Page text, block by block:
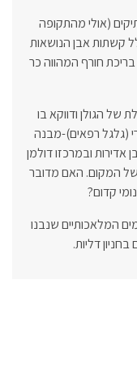
(אולי מהתקופה
קשתות אבן הנושאות
חורף המהווה כר
של הגולן ודווקא בו
(גלגל רפאים)-מבנה
ובמרכזו דולמן
של המקום. האם מדובר
קדום?
המלאכותיים שנבנו
דליות.